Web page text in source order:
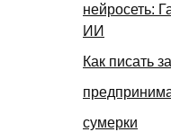
нейросеть:
ИИ
Как писать
сумерки